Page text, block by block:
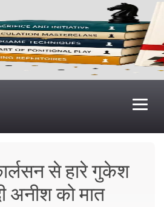
से हारे गुकेश
अनीश को मात